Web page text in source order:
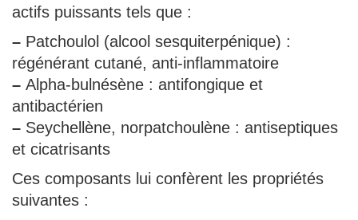
actifs puissants tels que :
– Patchoulol (alcool sesquiterpénique) :
régénérant cutané, anti-inflammatoire
– Alpha-bulnésène : antifongique et
antibactérien
– Seychellène, norpatchoulène : antiseptiques
et cicatrisants
Ces composants lui confèrent les propriétés
suivantes :